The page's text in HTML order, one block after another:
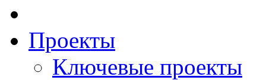
Проекты
Ключевые проекты